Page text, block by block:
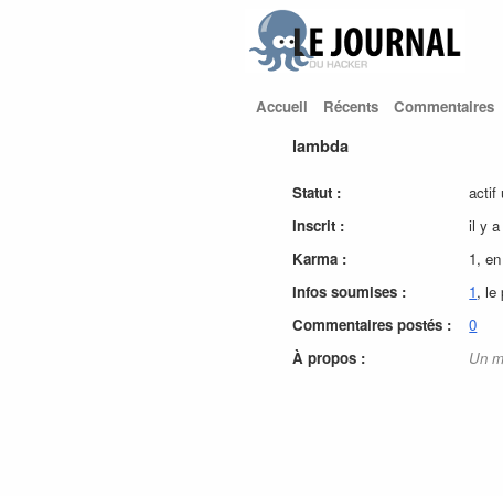
Accueil Récents Commentaires
lambda
Statut :
actif
Inscrit :
il y
Karma :
1,
Infos soumises :
1, le
Commentaires postés :
0
À propos :
Un